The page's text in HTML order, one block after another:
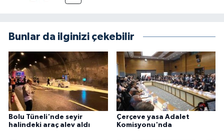
Bunlar da ilginizi çekebilir
Bolu Tüneli'nde seyir
halindeki araç alev aldı
Çerçeve yasa Adalet
Komisyonu'nda